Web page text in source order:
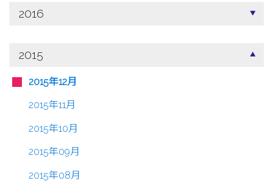
2016
2015
2015年12月
2015年11月
2015年10月
2015年09月
2015年08月